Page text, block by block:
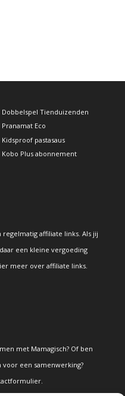
Dobbelspel Tienduizenden
Pranamat Eco
Kidsproof pastasaus
Kobo Plus abonnement
regelmatig affiliate links. Als jij
een kleine vergoeding
meer over affiliate links.
met Mamagisch? Of ben
een samenwerking?
.